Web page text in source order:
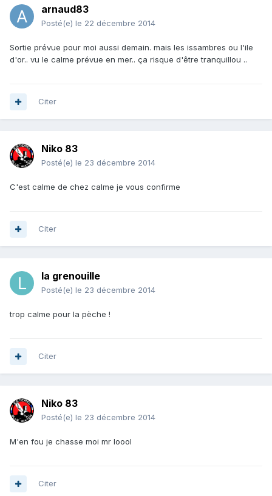
arnaud83
Posté(e) le 22 décembre 2014
Sortie prévue pour moi aussi demain. mais les issambres ou l'ile
d'or.. vu le calme prévue en mer.. ça risque d'être tranquillou ..
Citer
Niko 83
Posté(e) le 23 décembre 2014
C'est calme de chez calme je vous confirme
Citer
la grenouille
Posté(e) le 23 décembre 2014
trop calme pour la pèche !
Citer
Niko 83
Posté(e) le 23 décembre 2014
M'en fou je chasse moi mr loool
Citer